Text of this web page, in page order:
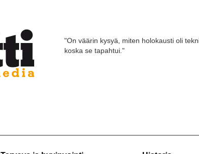
"On väärin kysyä, miten holokausti oli
koska se tapahtui."